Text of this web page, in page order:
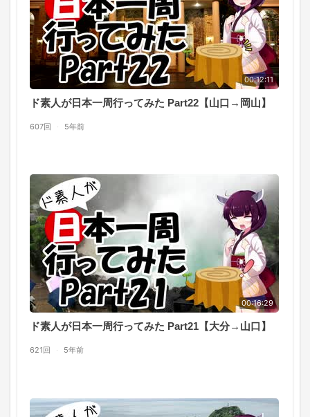
00:12:11
ド素人が日本一周行ってみた Part22【山口→岡山】
607回 · 5年前
00:16:29
ド素人が日本一周行ってみた Part21【大分→山口】
621回 · 5年前